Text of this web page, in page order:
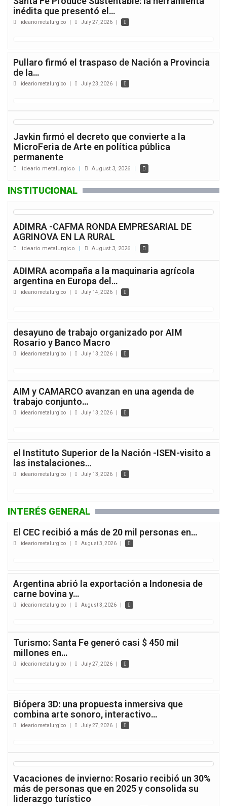
inédita que presentó el…
ideario metalurgico July 27, 2026
Pullaro firmó el traspaso de Nación a Provincia
de la…
ideario metalurgico July 23, 2026
Javkin firmó el decreto que convierte a la
MicroFeria de Arte en política pública
permanente
ideario metalurgico | August 3, 2026 |
INSTITUCIONAL
ADIMRA -CAFMA RONDA EMPRESARIAL DE
AGRINOVA EN LA RURAL
ideario metalurgico | August 3, 2026 |
ADIMRA acompaña a la maquinaria agrícola
argentina en Europa del…
ideario metalurgico July 14, 2026
desayuno de trabajo organizado por AIM
Rosario y Banco Macro
ideario metalurgico July 13, 2026
AIM y CAMARCO avanzan en una agenda de
trabajo conjunto…
ideario metalurgico July 13, 2026
el Instituto Superior de la Nación -ISEN-visito a
las instalaciones…
ideario metalurgico July 13, 2026
INTERÉS GENERAL
El CEC recibió a más de 20 mil personas en…
ideario metalurgico August 3, 2026
Argentina abrió la exportación a Indonesia de
carne bovina y…
ideario metalurgico August 3, 2026
Turismo: Santa Fe generó casi $ 450 mil
millones en…
ideario metalurgico July 27, 2026
Biópera 3D: una propuesta inmersiva que
combina arte sonoro, interactivo…
ideario metalurgico July 27, 2026
Vacaciones de invierno: Rosario recibió un 30%
más de personas que en 2025 y consolida su
liderazgo turístico